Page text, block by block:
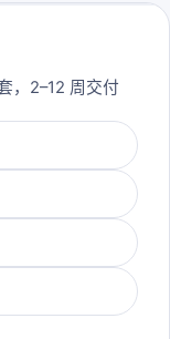
，2–12 周交付